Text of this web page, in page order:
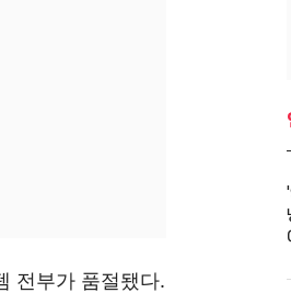
전부가 품절됐다.